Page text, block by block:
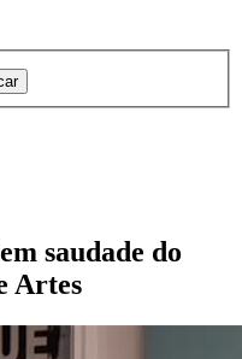
saudade do
Artes